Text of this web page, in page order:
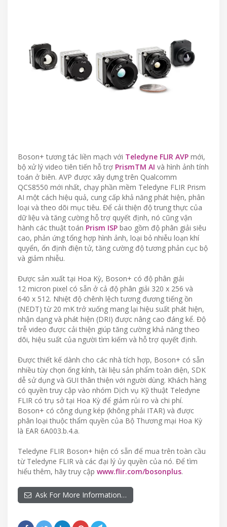
Boson+ tương tác liền mạch với Teledyne FLIR AVP mới,
bộ xử lý video tiên tiến hỗ trợ PrismTM AI và hình ảnh tính
toán ở biên. AVP được xây dựng trên Qualcomm
QCS8550 mới nhất, chạy phần mềm Teledyne FLIR Prism
AI một cách hiệu quả, cung cấp khả năng phát hiện, phân
loại và theo dõi mục tiêu. Để cải thiện độ trung thực của
dữ liệu và tăng cường hỗ trợ quyết định, nó cũng vận
hành các thuật toán Prism ISP bao gồm độ phân giải siêu
cao, phản ứng tổng hợp hình ảnh, loại bỏ nhiễu loạn khí
quyển, ổn định điện tử, tăng cường độ tương phản cục bộ
và giảm nhiễu.
Được sản xuất tại Hoa Kỳ, Boson+ có độ phân giải
12 micron pixel có sẵn ở cả độ phân giải 320 x 256 và
640 x 512. Nhiệt độ chênh lệch tương đương tiếng ồn
(NEDT) từ 20 mK trở xuống mang lại hiệu suất phát hiện,
nhận dạng và phát hiện (DRI) được nâng cao đáng kể. Độ
trễ video được cải thiện giúp tăng cường khả năng theo
dõi, hiệu suất của người tìm kiếm và hỗ trợ quyết định.
Được thiết kế dành cho các nhà tích hợp, Boson+ có sẵn
nhiều tùy chọn ống kính, tài liệu sản phẩm toàn diện, SDK
dễ sử dụng và GUI thân thiện với người dùng. Khách hàng
có quyền truy cập vào nhóm Dịch vụ Kỹ thuật Teledyne
FLIR có trụ sở tại Hoa Kỳ để giảm rủi ro và chi phí.
Boson+ có công dụng kép (không phải ITAR) và được
phân loại thuộc thẩm quyền của Bộ Thương mại Hoa Kỳ
là EAR 6A003.b.4.a.
Teledyne FLIR Boson+ hiện có sẵn để mua trên toàn cầu
từ Teledyne FLIR và các đại lý ủy quyền của nó. Để tìm
hiểu thêm, hãy truy cập www.flir.com/bosonplus.
Ask For More Information…